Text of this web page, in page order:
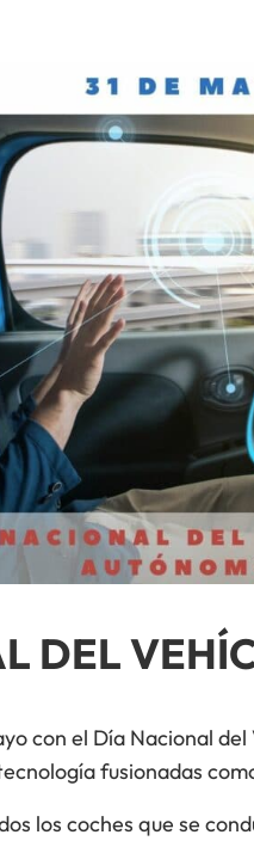
DEL
con el Día Nacional
fusionadas
los coches que se